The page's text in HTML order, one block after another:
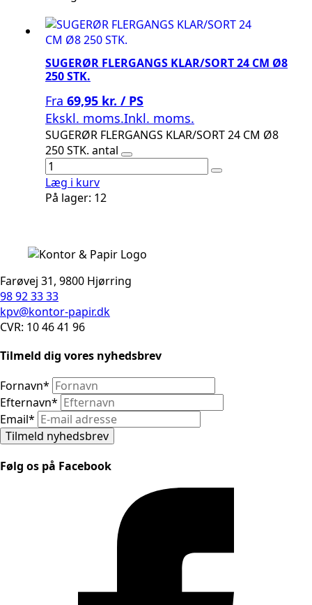
SUGERØR FLERGANGS KLAR/SORT 24 CM Ø8
250 STK.
Fra 69,95 kr. / PS
Ekskl. moms.Inkl. moms.
SUGERØR FLERGANGS KLAR/SORT 24 CM Ø8
250 STK. antal
Læg i kurv
På lager: 12
Farøvej 31, 9800 Hjørring
98 92 33 33
kpv@kontor-papir.dk
CVR: 10 46 41 96
Tilmeld dig vores nyhedsbrev
Fornavn*
Efternavn*
Email*
Tilmeld nyhedsbrev
Følg os på Facebook